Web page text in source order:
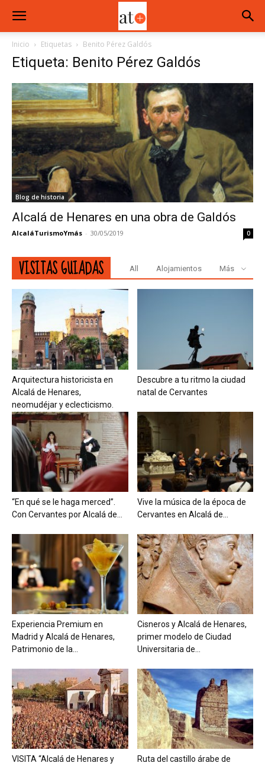
Inicio Etiquetas Benito Pérez Galdós
Etiqueta: Benito Pérez Galdós
Blog de historia
Alcalá de Henares en una obra de Galdós
AlcaláTurismoYmás - 30/05/2019 0
VISITAS GUIADAS All Alojamientos Más
Arquitectura historicista en
Alcalá de Henares,
neomudéjar y eclecticismo.
Descubre a tu ritmo la ciudad
natal de Cervantes
“En qué se le haga merced”.
Con Cervantes por Alcalá de...
Vive la música de la época de
Cervantes en Alcalá de...
Experiencia Premium en
Madrid y Alcalá de Henares,
Patrimonio de la...
Cisneros y Alcalá de Henares,
primer modelo de Ciudad
Universitaria de...
VISITA “Alcalá de Henares y
Ruta del castillo árabe de